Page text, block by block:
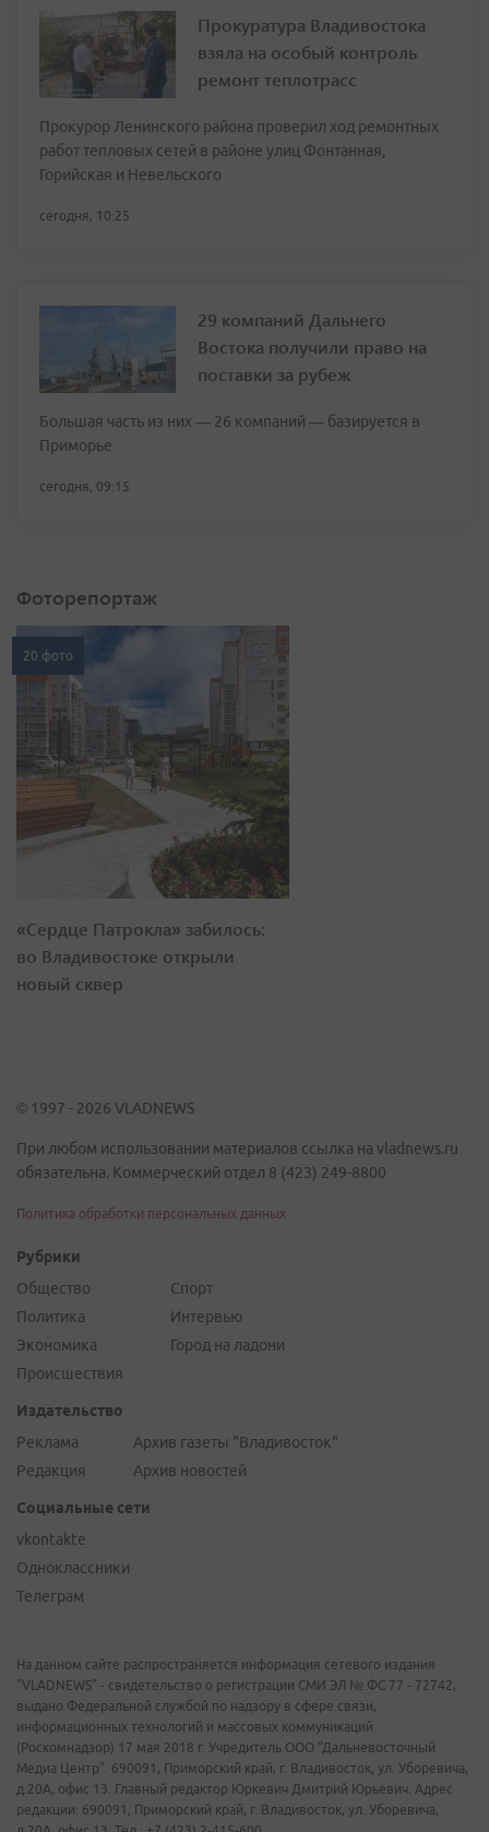
Прокуратура Владивостока
взяла на особый контроль
ремонт теплотрасс
Прокурор Ленинского района проверил ход ремонтных
работ тепловых сетей в районе улиц Фонтанная,
Горийская и Невельского
сегодня, 10:25
29 компаний Дальнего
Востока получили право на
поставки за рубеж
Большая часть из них — 26 компаний — базируется в
Приморье
сегодня, 09:15
Фоторепортаж
20 фото
«Сердце Патрокла» забилось:
во Владивостоке открыли
новый сквер
© 1997 - 2026 VLADNEWS
При любом использовании материалов ссылка на vladnews.ru
обязательна. Коммерческий отдел 8 (423) 249-8800
Политика обработки персональных данных
Рубрики
Общество
Политика
Экономика
Происшествия
Спорт
Интервью
Город на ладони
Издательство
Реклама
Редакция
Архив газеты "Владивосток"
Архив новостей
Социальные сети
vkontakte
Одноклассники
Телеграм
На данном сайте распространяется информация сетевого издания
"VLADNEWS" - свидетельство о регистрации СМИ ЭЛ № ФС 77 - 72742,
выдано Федеральной службой по надзору в сфере связи,
информационных технологий и массовых коммуникаций
(Роскомнадзор) 17 мая 2018 г. Учредитель ООО "Дальневосточный
Медиа Центр". 690091, Приморский край, г. Владивосток, ул. Уборевича,
д.20А, офис 13. Главный редактор Юркевич Дмитрий Юрьевич. Адрес
редакции: 690091, Приморский край, г. Владивосток, ул. Уборевича,